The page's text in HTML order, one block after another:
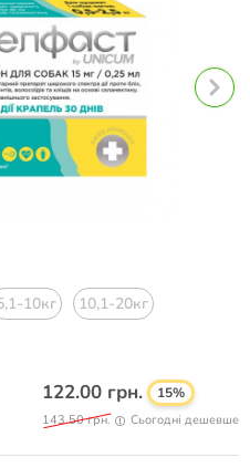
10кг 10,1-20кг
122.00 грн. 15%
143.50 грн. Сьогодні дешевше